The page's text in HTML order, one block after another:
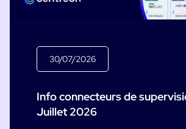
30/07/2026
Info connecteurs de
Juillet 2026